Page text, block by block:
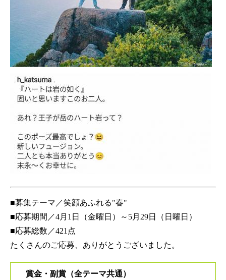
■募集テーマ／笑顔あふれる"春"
■応募期間／4月1日（金曜日）～5月29日（日曜日）
■応募総数／421点
たくさんのご応募、ありがとうございました。
賞金・副賞（全テーマ共通）